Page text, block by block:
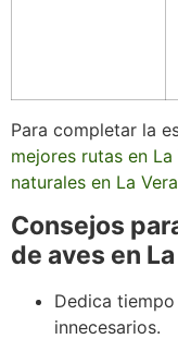
Para completar la
mejores rutas en La
naturales en La Vera
Consejos
de aves en
Dedica
innecesarios.